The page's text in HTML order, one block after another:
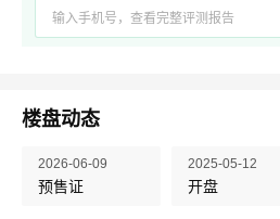
不曾有不再有。完整保留溪流、湖泊
据大板块“一带，三组团”规划布局，
云湖公园墅区，未来崭新的超级入口
置，直面中央公园，便利享受社区中
145㎡城心洋房、131-300m2湖居院
上，开创存在即是传奇的登云湖公园墅
楼盘动态
2026-06-09
预售证
2025-05-12
开盘